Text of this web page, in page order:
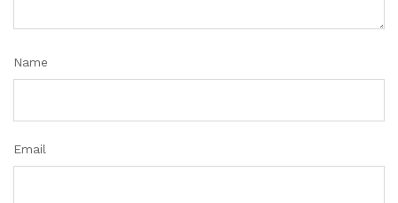
Name
Email